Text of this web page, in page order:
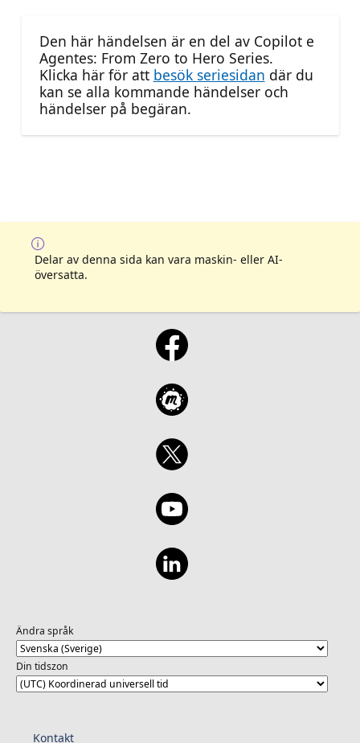
Den här händelsen är en del av Copilot e
Agentes: From Zero to Hero Series.
Klicka här för att besök seriesidan där du
kan se alla kommande händelser och
händelser på begäran.
Delar av denna sida kan vara maskin- eller AI-
översatta.
Ändra språk
Din tidszon
Kontakt